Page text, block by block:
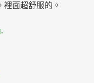
裡面超舒服的。